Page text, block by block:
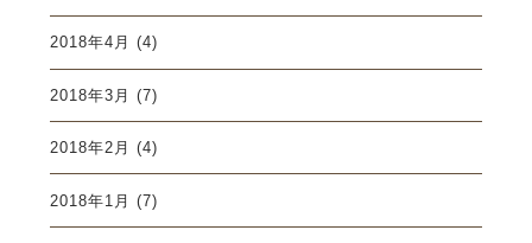
2018年4月 (4)
2018年3月 (7)
2018年2月 (4)
2018年1月 (7)